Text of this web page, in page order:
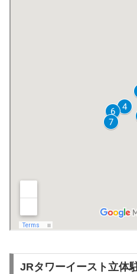
JRタワーイースト立体